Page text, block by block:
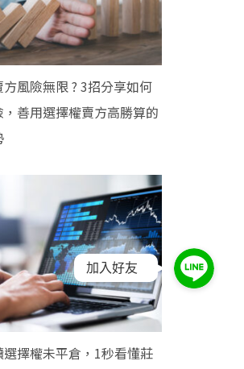
風險無限 ? 3招分享如何
，善用選擇權賣方高勝算的
擇權未平倉，1秒看懂莊
加入好友